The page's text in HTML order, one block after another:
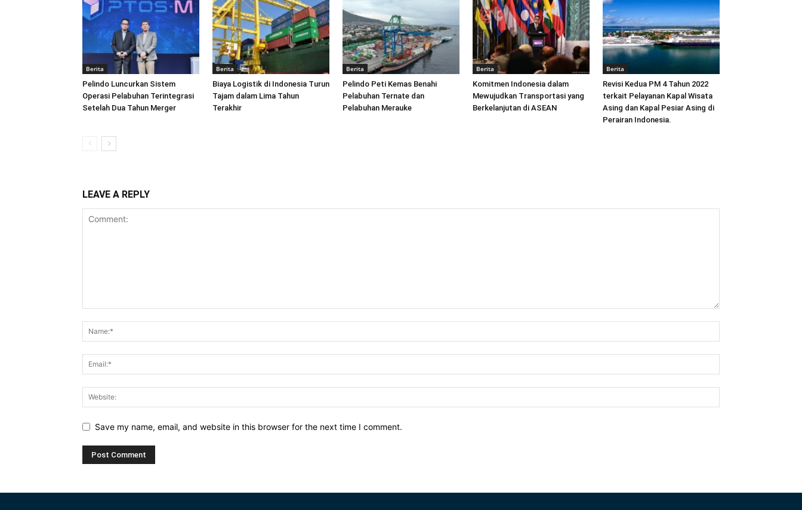
Berita
Pelindo Luncurkan Sistem
Operasi Pelabuhan Terintegrasi
Setelah Dua Tahun Merger
Berita
Biaya Logistik di Indonesia Turun
Tajam dalam Lima Tahun
Terakhir
Berita
Pelindo Peti Kemas Benahi
Pelabuhan Ternate dan
Pelabuhan Merauke
Berita
Komitmen Indonesia dalam
Mewujudkan Transportasi yang
Berkelanjutan di ASEAN
Berita
Revisi Kedua PM 4 Tahun 2022
terkait Pelayanan Kapal Wisata
Asing dan Kapal Pesiar Asing di
Perairan Indonesia.
LEAVE A REPLY
Save my name, email, and website in this browser for the next time I comment.